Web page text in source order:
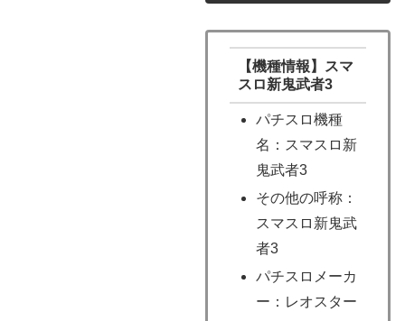
【機種情報】スマ
スロ新鬼武者3
パチスロ機種
名：スマスロ新
鬼武者3
その他の呼称：
スマスロ新鬼武
者3
パチスロメーカ
ー：レオスター